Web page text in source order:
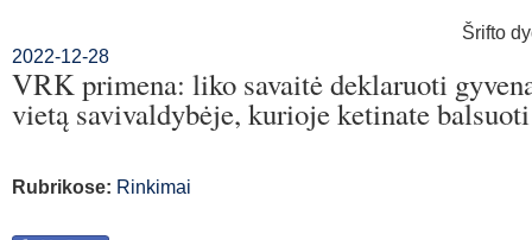
Šrifto
2022-12-28
VRK primena: liko savaitė deklaruoti
vietą savivaldybėje, kurioje ketinate balsuoti
Rubrikose: Rinkimai